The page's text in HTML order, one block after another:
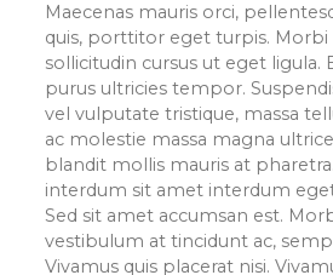
Maecenas mauris orci,
quis, porttitor eget turpis.
sollicitudin cursus ut eget ligula.
purus ultricies tempor.
vel vulputate tristique, massa
ac molestie massa magna
blandit mollis mauris at
interdum sit amet interdum
Sed sit amet accumsan est.
vestibulum at tincidunt ac,
Vivamus quis placerat nisi.